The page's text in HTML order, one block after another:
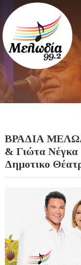
ΒΡΑΔΙΑ
& Γιώτα Νέγκα
Δημοτικο